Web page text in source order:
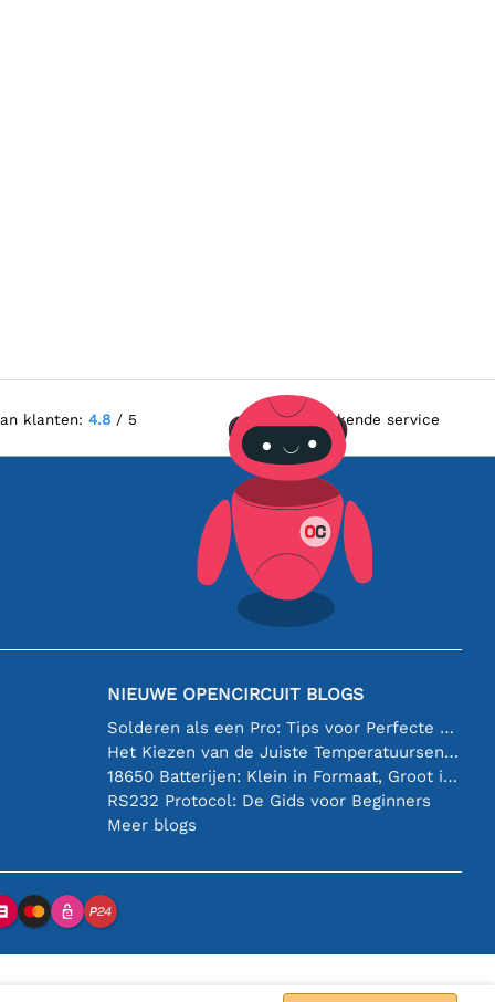
klanten: 4.8/ 5 Uitstekende service
NIEUWE OPENCIRCUIT BLOGS
Solderen als een Pro: Tips voor Perfecte Elektronische Verbindingen
Het Kiezen van de Juiste Temperatuursensor [youtube]
18650 Batterijen: Klein in Formaat, Groot in Prestatie
RS232 Protocol: De Gids voor Beginners
Meer blogs